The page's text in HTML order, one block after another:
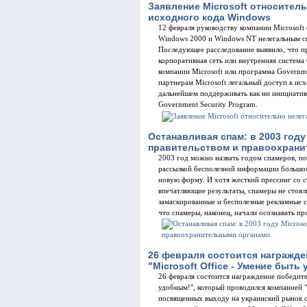
Заявление Microsoft
исходного кода Windows
12 февраля руководству компании
Windows 2000 и Windows NT нелегальным
Последующее расследование выявило, что
корпоративная сеть или внутренняя
компании Microsoft или программа
партнерам Microsoft легальный доступ к
дальнейшем поддерживать как ни
Government Security Program.
Останавливая спам: в 2003
правительством и
2003 год можно назвать годом спамеров,
рассылкой бесполезной информации
новую форму. И хотя жесткий прессинг со
впечатляющие результаты, спамеры не
замаскированные и бесполезные
что спамеры, наконец, начали осознавать
26 февраля состоится
"Microsoft Office - Умение быть
26 февраля состоится награждение
удобным!", который проводился компанией
посвященных выходу на украинский